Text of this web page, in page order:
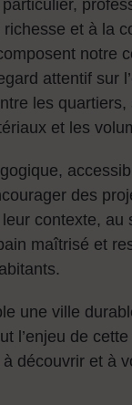
et à la
notre
attentif sur
les
et les
des
contexte, au
maîtrisé et
une ville
l’enjeu de
découvrir et à